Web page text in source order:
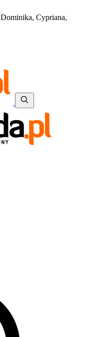
Dominika, Cypriana,